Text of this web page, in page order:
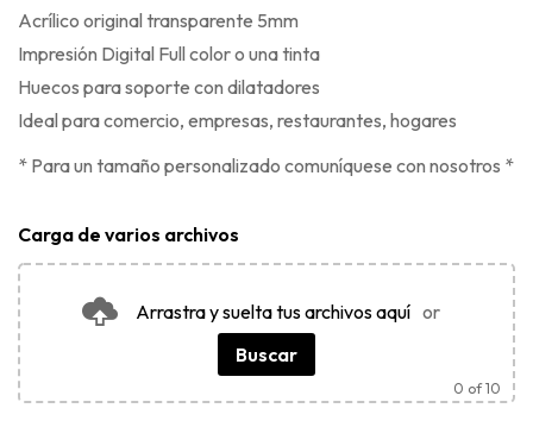
Acrílico original transparente 5mm
Impresión Digital Full color o una tinta
Huecos para soporte con dilatadores
Ideal para comercio, empresas, restaurantes, hogares
* Para un tamaño personalizado comuníquese con nosotros *
Carga de varios archivos
Arrastra y suelta tus archivos aquí or
Buscar
0 of 10